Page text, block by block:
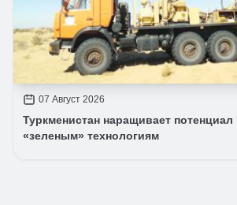
07 Август 2026
Туркменистан наращивает потенциал
«зеленым» технологиям